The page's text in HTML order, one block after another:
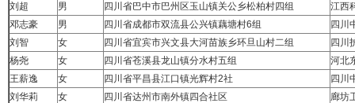
刘超
男 四川省巴中市巴州区玉山镇关公乡松柏村四组
江西
邓志豪
男 四川省成都市双流县公兴镇藕塘村6组
四川
刘智
女 四川省宜宾市兴文县大河苗族乡环旦山村二组
四川
杨尧
女 四川省苍溪县龙山镇分水村五组
河北
王薪逸
女 四川省平昌县江口镇光辉村2社
四川
刘华莉
女 四川省达州市南外镇四合社区
廊坊